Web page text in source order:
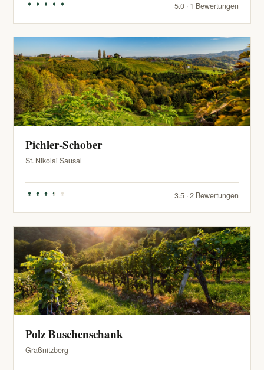
5.0 · 1 Bewertungen
Pichler-Schober
St. Nikolai Sausal
3.5 · 2 Bewertungen
Polz Buschenschank
Graßnitzberg